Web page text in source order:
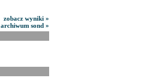
zobacz wyniki »
archiwum sond »